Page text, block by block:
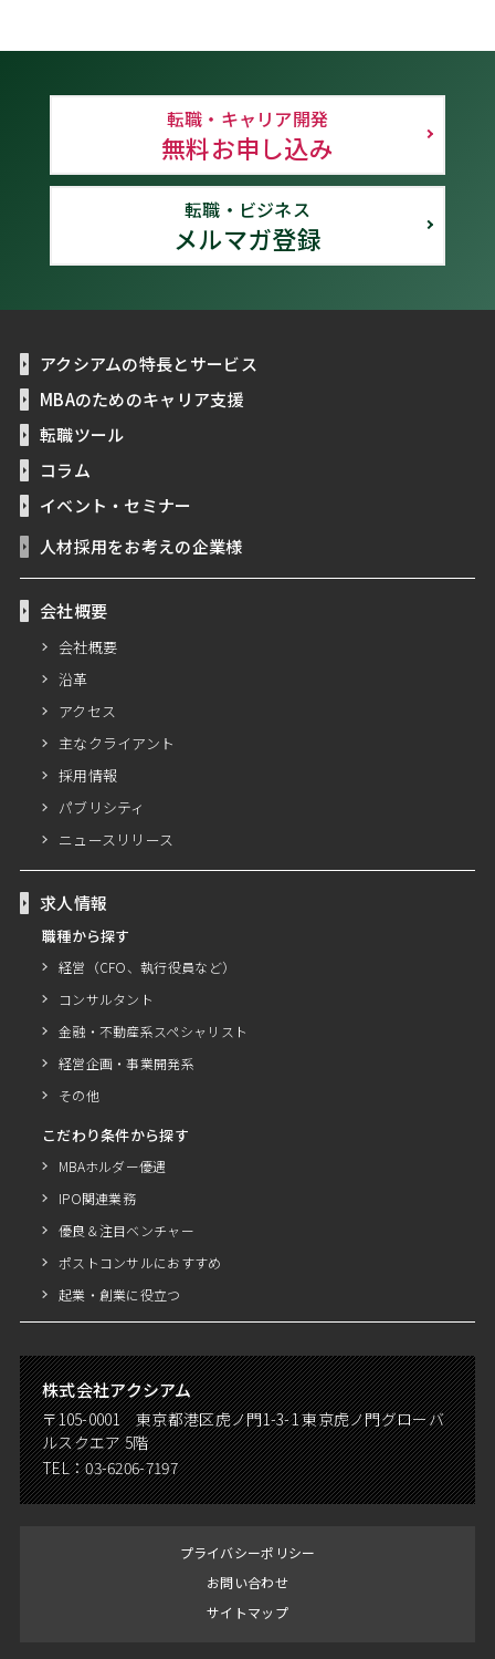
転職・キャリア開発
無料お申し込み
転職・ビジネス
メルマガ登録
アクシアムの特長とサービス
MBAのためのキャリア支援
転職ツール
コラム
イベント・セミナー
人材採用をお考えの企業様
会社概要
会社概要
沿革
アクセス
主なクライアント
採用情報
パブリシティ
ニュースリリース
求人情報
職種から探す
経営（CFO、執行役員など）
コンサルタント
金融・不動産系スペシャリスト
経営企画・事業開発系
その他
こだわり条件から探す
MBAホルダー優遇
IPO関連業務
優良＆注目ベンチャー
ポストコンサルにおすすめ
起業・創業に役立つ
株式会社アクシアム
〒105-0001 東京都港区虎ノ門1-3-1 東京虎ノ門グローバ
ルスクエア 5階
TEL：03-6206-7197
プライバシーポリシー
お問い合わせ
サイトマップ